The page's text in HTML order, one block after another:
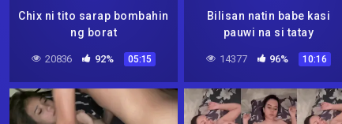
Chix ni tito sarap bombahin
ng borat
20836 92% 05:15
Bilisan natin babe kasi
pauwi na si tatay
14377 96% 10:16